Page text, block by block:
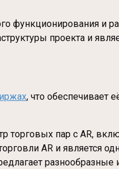
функционирования и
проекта и
, что обеспечивает
торговых пар с AR,
AR и является
разнообразные